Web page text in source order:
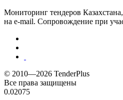
Мониторинг тендеров
на e-mail. Сопровождение при
© 2010—2026 TenderPlus
Все права защищены
0.02075